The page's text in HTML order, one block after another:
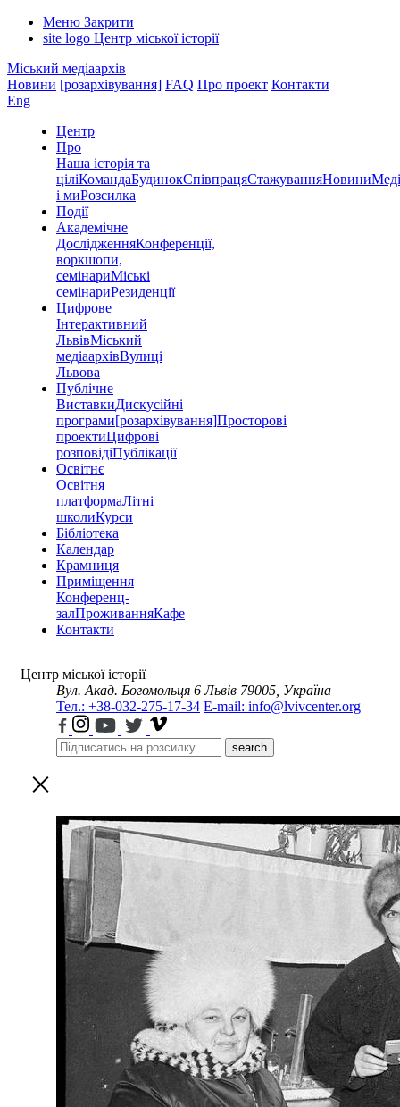
Меню Закрити
site logo Центр міської історії
Міський медіаархів
Новини [розархівування] FAQ Про проект Контакти
Eng
Центр
Про
Наша історія та
ціліКомандаБудинокСпівпрацяСтажуванняНовини
і миРозсилка
Події
Академічне
ДослідженняКонференції,
воркшопи,
семінариМіські
семінариРезиденції
Цифрове
Інтерактивний
ЛьвівМіський
медіаархівВулиці
Львова
Публічне
ВиставкиДискусійні
програми[розархівування]Просторові
проектиЦифрові
розповідіПублікації
Освітнє
Освітня
платформаЛітні
школиКурси
Бібліотека
Календар
Крамниця
Приміщення
Конференц-
залПроживанняКафе
Контакти
Центр міської історії
Вул. Акад. Богомольця 6 Львів 79005, Україна
Тел.: +38-032-275-17-34 E-mail: info@lvivcenter.org
search